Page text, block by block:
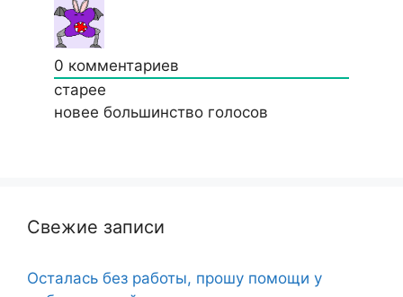
0 комментариев
старее
новее большинство голосов
Свежие записи
Осталась без работы, прошу помощи у